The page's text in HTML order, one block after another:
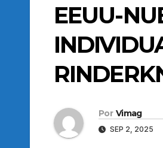
EEUU-
Por Vimag
SEP 2, 2025